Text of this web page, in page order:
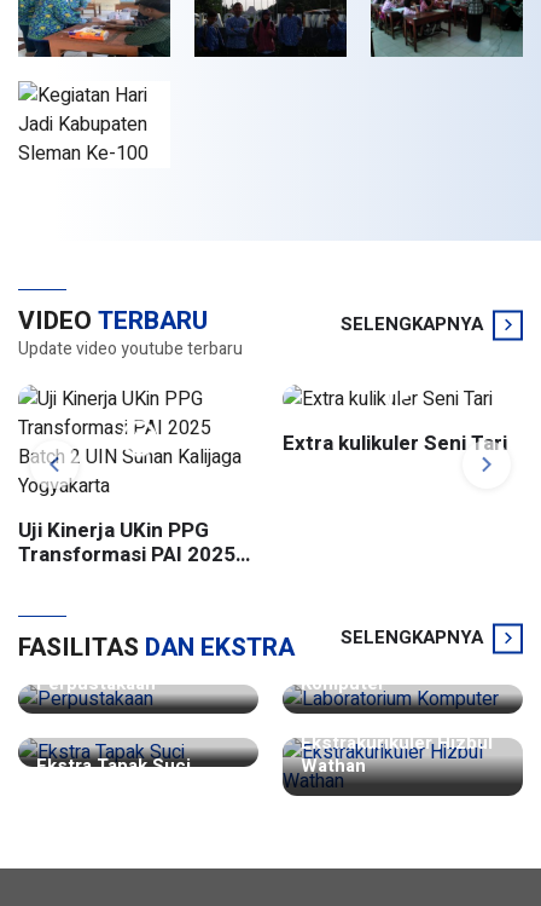
VIDEOTERBARU
Update video youtube terbaru
SELENGKAPNYA
Uji Kinerja UKin PPG
Transformasi PAI 2025
Extra kulikuler Seni Tari
FASILITAS DAN EKSTRA
SELENGKAPNYA
Perpustakaan
Komputer
Ekstra Tapak Suci
Ekstrakurikuler Hizbul
Wathan